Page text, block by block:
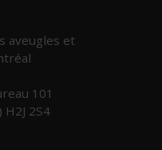
aveugles et
101
2S4